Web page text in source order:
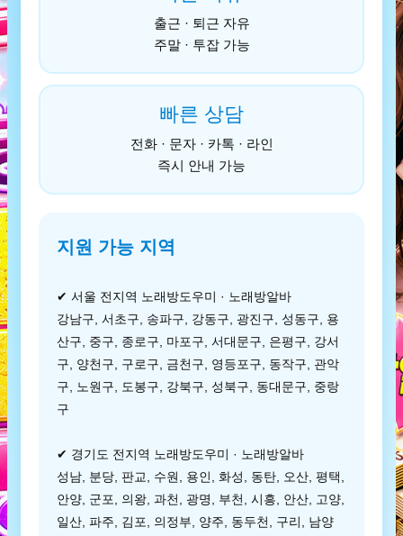
출근 · 퇴근 자유
주말 · 투잡 가능
빠른 상담
전화 · 문자 · 카톡 · 라인
즉시 안내 가능
지원 가능 지역
✔ 서울 전지역 노래방도우미 · 노래방알바
강남구, 서초구, 송파구, 강동구, 광진구, 성동구, 용
산구, 중구, 종로구, 마포구, 서대문구, 은평구, 강서
구, 양천구, 구로구, 금천구, 영등포구, 동작구, 관악
구, 노원구, 도봉구, 강북구, 성북구, 동대문구, 중랑
구
✔ 경기도 전지역 노래방도우미 · 노래방알바
성남, 분당, 판교, 수원, 용인, 화성, 동탄, 오산, 평택,
안양, 군포, 의왕, 과천, 광명, 부천, 시흥, 안산, 고양,
일산, 파주, 김포, 의정부, 양주, 동두천, 구리, 남양